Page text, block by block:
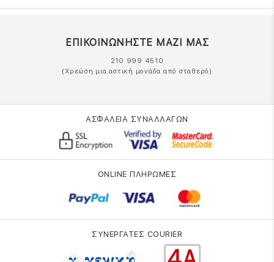
ΕΠΙΚΟΙΝΩΝΗΣΤΕ ΜΑΖΙ ΜΑΣ
210 999 4510
(Χρεώση μια αστική μονάδα από σταθερό)
ΑΣΦΑΛΕΙΑ ΣΥΝΑΛΛΑΓΩΝ
ONLINE ΠΛΗΡΩΜΕΣ
ΣΥΝΕΡΓΑΤΕΣ COURIER